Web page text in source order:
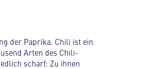
der Paprika. Chili ist ein
Arten des Chili-
scharf: Zu ihnen